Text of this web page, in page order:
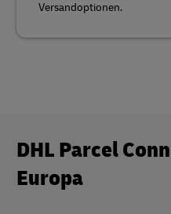
Versandoptionen.
DHL Parcel
Europa